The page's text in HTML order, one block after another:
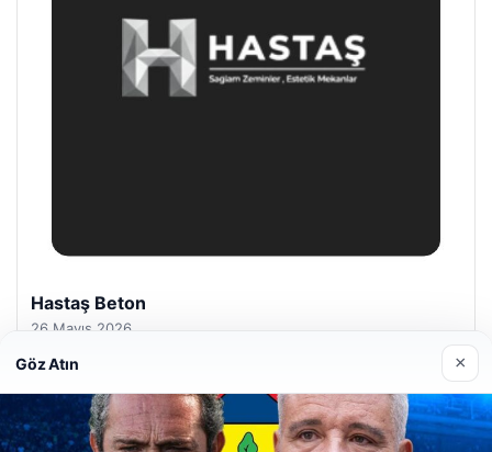
Prenses Night Club
29 Nisan 2026
Göz Atın ×